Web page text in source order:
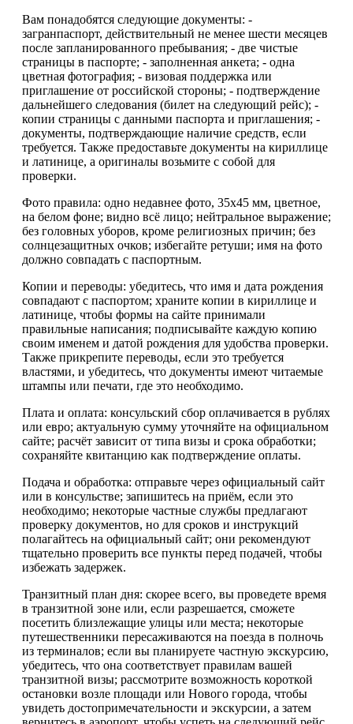
Вам понадобятся следующие документы: -
загранпаспорт, действительный не менее шести месяцев
после запланированного пребывания; - две чистые
страницы в паспорте; - заполненная анкета; - одна
цветная фотография; - визовая поддержка или
приглашение от российской стороны; - подтверждение
дальнейшего следования (билет на следующий рейс); -
копии страницы с данными паспорта и приглашения; -
документы, подтверждающие наличие средств, если
требуется. Также предоставьте документы на кириллице
и латинице, а оригиналы возьмите с собой для
проверки.
Фото правила: одно недавнее фото, 35x45 мм, цветное,
на белом фоне; видно всё лицо; нейтральное выражение;
без головных уборов, кроме религиозных причин; без
солнцезащитных очков; избегайте ретуши; имя на фото
должно совпадать с паспортным.
Копии и переводы: убедитесь, что имя и дата рождения
совпадают с паспортом; храните копии в кириллице и
латинице, чтобы формы на сайте принимали
правильные написания; подписывайте каждую копию
своим именем и датой рождения для удобства проверки.
Также прикрепите переводы, если это требуется
властями, и убедитесь, что документы имеют читаемые
штампы или печати, где это необходимо.
Плата и оплата: консульский сбор оплачивается в рублях
или евро; актуальную сумму уточняйте на официальном
сайте; расчёт зависит от типа визы и срока обработки;
сохраняйте квитанцию как подтверждение оплаты.
Подача и обработка: отправьте через официальный сайт
или в консульстве; запишитесь на приём, если это
необходимо; некоторые частные службы предлагают
проверку документов, но для сроков и инструкций
полагайтесь на официальный сайт; они рекомендуют
тщательно проверить все пункты перед подачей, чтобы
избежать задержек.
Транзитный план дня: скорее всего, вы проведете время
в транзитной зоне или, если разрешается, сможете
посетить близлежащие улицы или места; некоторые
путешественники пересаживаются на поезда в полночь
из терминалов; если вы планируете частную экскурсию,
убедитесь, что она соответствует правилам вашей
транзитной визы; рассмотрите возможность короткой
остановки возле площади или Нового города, чтобы
увидеть достопримечательности и экскурсии, а затем